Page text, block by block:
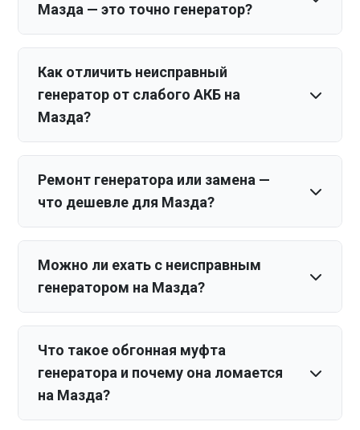
Мазда — это точно генератор?
Как отличить неисправный
генератор от слабого АКБ на
Мазда?
Ремонт генератора или замена —
что дешевле для Мазда?
Можно ли ехать с неисправным
генератором на Мазда?
Что такое обгонная муфта
генератора и почему она ломается
на Мазда?